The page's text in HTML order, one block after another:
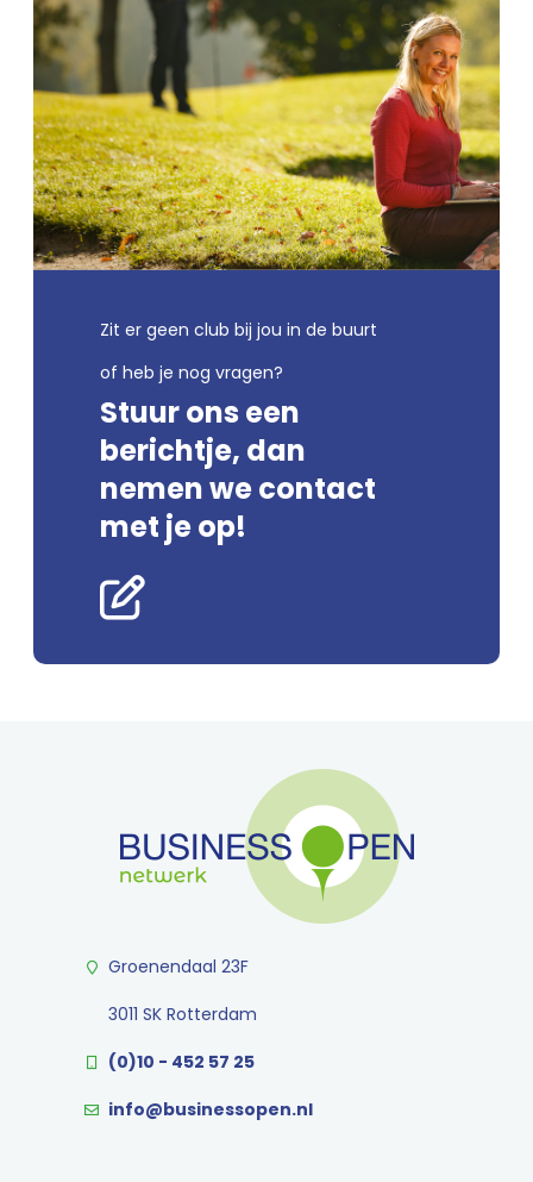
Zit er geen club bij jou in de buurt
of heb je nog vragen?
Stuur ons een
berichtje, dan
nemen we contact
met je op!
Groenendaal 23F
3011 SK Rotterdam
(0)10 - 452 57 25
info@businessopen.nl